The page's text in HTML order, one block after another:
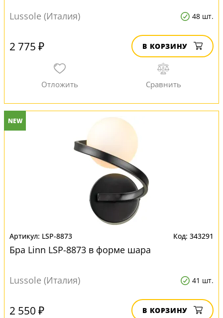
Lussole (Италия) 48 шт.
2 775 ₽ В КОРЗИНУ
NEW
LSP-8873 343291
Бра Linn LSP-8873 в форме шара
Lussole (Италия) 41 шт.
2 550 ₽ В КОРЗИНУ